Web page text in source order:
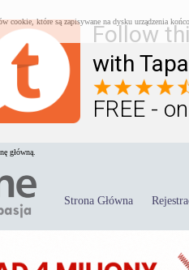
Follow
with
FREE -
cookie, które są zapisywane na dysku urządzenia
główną.
Strona Główna